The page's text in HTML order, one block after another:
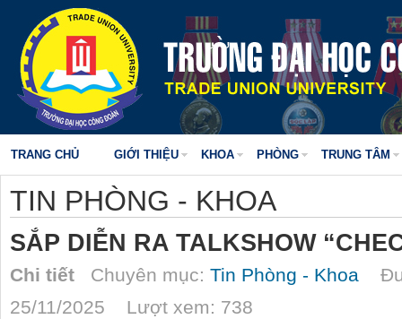
TRANG CHỦ GIỚI THIỆU KHOA PHÒNG TRUNG TÂM
TIN PHÒNG - KHOA
SẮP DIỄN RA TALKSHOW
Chi tiết Chuyên mục: Tin Phòng - Khoa
25/11/2025 Lượt xem: 738